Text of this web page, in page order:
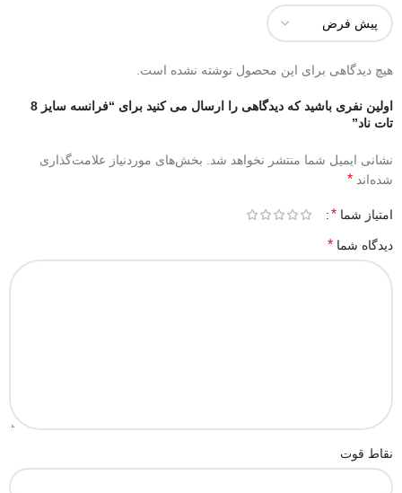
هیچ دیدگاهی برای این محصول نوشته نشده است.
اولین نفری باشید که دیدگاهی را ارسال می کنید برای “فرانسه سایز 8
تات ناد”
نشانی ایمیل شما منتشر نخواهد شد.
بخش‌های موردنیاز علامت‌گذاری
شده‌اند *
امتیاز شما *
دیدگاه شما *
نقاط قوت